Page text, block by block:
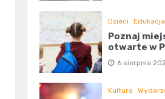
Dzieci Edukacja
Poznaj
otwarte w
6 sierpnia
Kultura